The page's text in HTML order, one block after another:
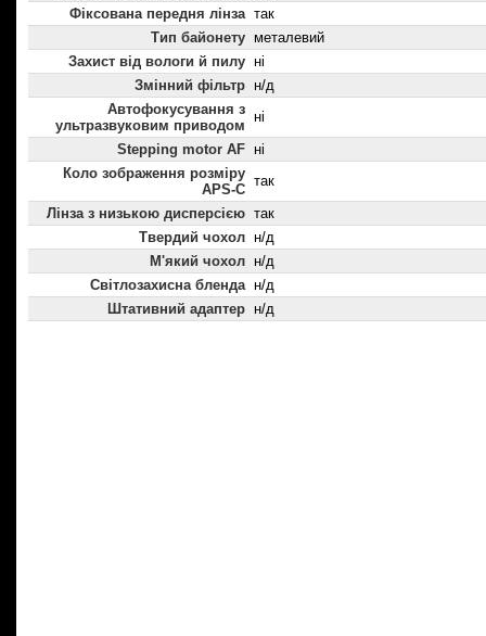
Фіксована передня лінза так
Тип байонету металевий
Захист від вологи й пилу ні
Змінний фільтр н/д
Автофокусування з
ультразвуковим приводом
ні
Stepping motor AF ні
Коло зображення розміру
APS-C
так
Лінза з низькою дисперсією так
Твердий чохол н/д
М'який чохол н/д
Світлозахисна бленда н/д
Штативний адаптер н/д